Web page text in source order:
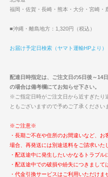
福岡・佐賀・長崎・熊本・大分・宮崎・
■沖縄・離島地方：1,320円（税込）
お届け予定日検索（ヤマト運輸HPより）
配達日時指定は、ご注文日の5日後～14
の場合は備考欄にてお知らせ下さい。
※ご指定日時がご注文日から近すぎたり
ともございますので予めご了承ください
※ご注意※
・長期ご不在や住所のお間違いなど、
場合、再発送には別途送料をご請求いた
・配送途中に発生したいかなるトラブル
・配送途中での破損や紛失につきまして
・代金引換サービスはご利用いただけま